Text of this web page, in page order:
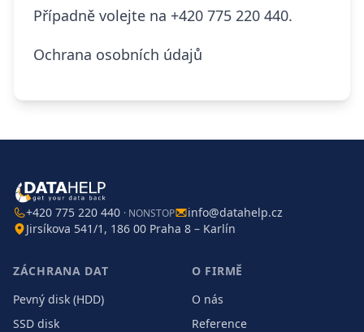
Případně volejte na +420 775 220 440.
Ochrana osobních údajů
+420 775 220 440 · NONSTOP
info@datahelp.cz
Jirsíkova 541/1, 186 00 Praha 8 – Karlín
ZÁCHRANA DAT
Pevný disk (HDD)
SSD disk
O FIRMĚ
O nás
Reference